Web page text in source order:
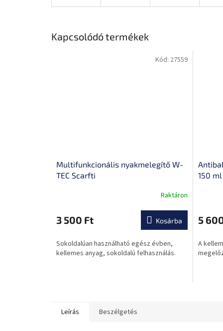
Kapcsolódó termékek
Multifunkcionális nyakmelegítő W-
TEC Scarfti
Raktáron
3 500 Ft Kosárba
Sokoldalúan használható egész évben,
kellemes anyag, sokoldalú felhasználás.
Kód: 27559
150 ml
5
A
Leírás Beszélgetés